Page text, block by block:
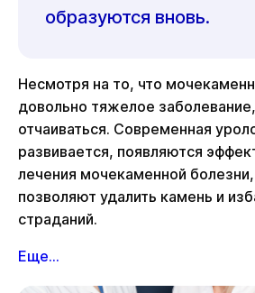
образуются вновь.
Несмотря на то, что
довольно тяжелое
отчаиваться. Современная
развивается, появляются
лечения мочекаменной
позволяют удалить камень и
страданий.
Еще...